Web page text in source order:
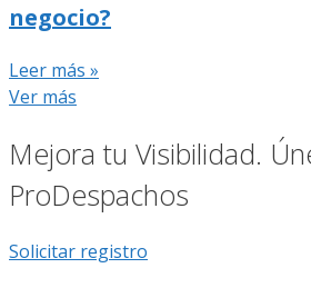
negocio?
Leer más »
Ver más
Mejora tu Visibilidad.
ProDespachos
Solicitar registro